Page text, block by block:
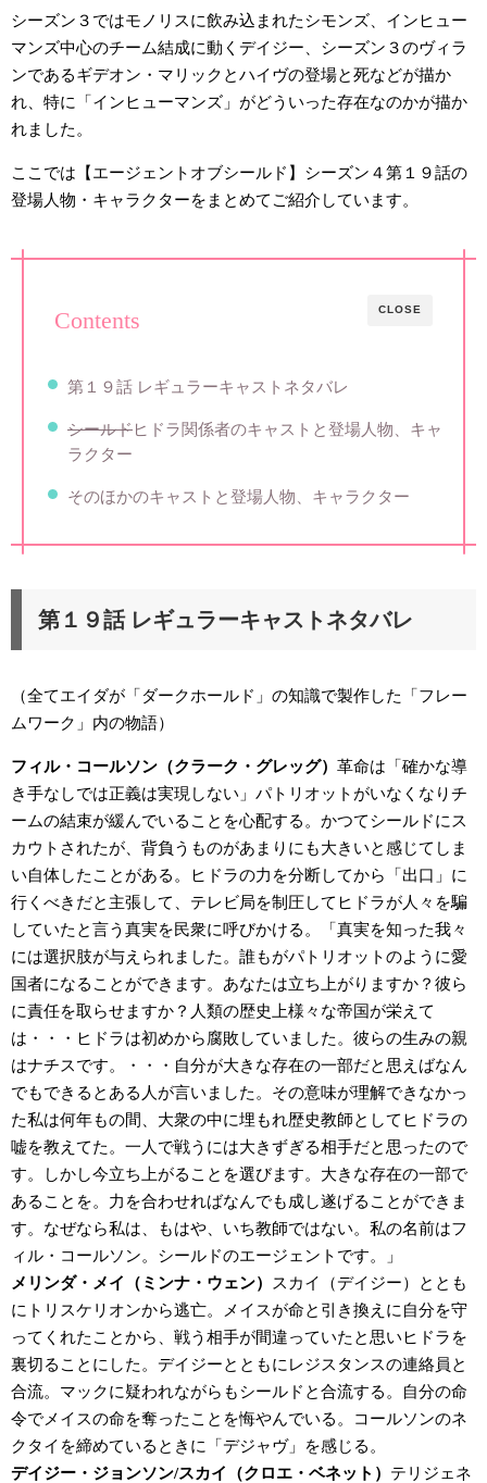
シーズン３ではモノリスに飲み込まれたシモンズ、インヒュー
マンズ中心のチーム結成に動くデイジー、シーズン３のヴィラ
ンであるギデオン・マリックとハイヴの登場と死などが描か
れ、特に「インヒューマンズ」がどういった存在なのかが描か
れました。
ここでは【エージェントオブシールド】シーズン４第１９話の
登場人物・キャラクターをまとめてご紹介しています。
CLOSE
Contents
第１９話 レギュラーキャストネタバレ
シールドヒドラ関係者のキャストと登場人物、キャ
ラクター
そのほかのキャストと登場人物、キャラクター
第１９話 レギュラーキャストネタバレ
（全てエイダが「ダークホールド」の知識で製作した「フレー
ムワーク」内の物語）
フィル・コールソン（クラーク・グレッグ） 革命は「確かな導
き手なしでは正義は実現しない」パトリオットがいなくなりチ
ームの結束が緩んでいることを心配する。かつてシールドにス
カウトされたが、背負うものがあまりにも大きいと感じてしま
い自体したことがある。ヒドラの力を分断してから「出口」に
行くべきだと主張して、テレビ局を制圧してヒドラが人々を騙
していたと言う真実を民衆に呼びかける。「真実を知った我々
には選択肢が与えられました。誰もがパトリオットのように愛
国者になることができます。あなたは立ち上がりますか？彼ら
に責任を取らせますか？人類の歴史上様々な帝国が栄えて
は・・・ヒドラは初めから腐敗していました。彼らの生みの親
はナチスです。・・・自分が大きな存在の一部だと思えばなん
でもできるとある人が言いました。その意味が理解できなかっ
た私は何年もの間、大衆の中に埋もれ歴史教師としてヒドラの
嘘を教えてた。一人で戦うには大きずぎる相手だと思ったので
す。しかし今立ち上がることを選びます。大きな存在の一部で
あることを。力を合わせればなんでも成し遂げることができま
す。なぜなら私は、もはや、いち教師ではない。私の名前はフ
ィル・コールソン。シールドのエージェントです。」
メリンダ・メイ（ミンナ・ウェン）
スカイ（デイジー）ととも
にトリスケリオンから逃亡。メイスが命と引き換えに自分を守
ってくれたことから、戦う相手が間違っていたと思いヒドラを
裏切ることにした。デイジーとともにレジスタンスの連絡員と
合流。マックに疑われながらもシールドと合流する。自分の命
令でメイスの命を奪ったことを悔やんでいる。コールソンのネ
クタイを締めているときに「デジャヴ」を感じる。
デイジー・ジョンソン/スカイ（クロエ・ベネット） テリジェネ